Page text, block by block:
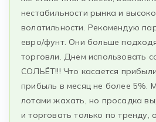
нестабильности рынка и
волатильности. Рекомендую
евро/фунт. Они больше
торговли. Днем использовать
СОЛЬЁТ!!! Что касается
прибыль в месяц не более 5%.
лотами жахать, но просадка
и торговать только по тренду,